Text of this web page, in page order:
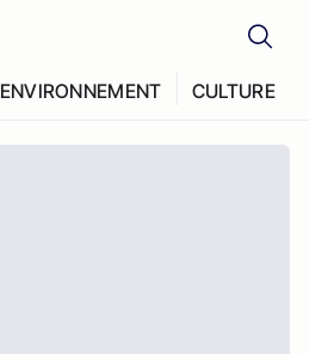
ENVIRONNEMENT CULTURE